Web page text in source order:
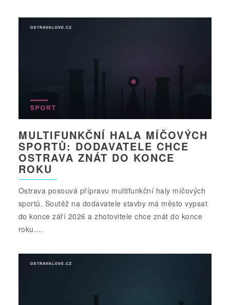
MULTIFUNKČNÍ HALA MÍČOVÝCH
SPORTŮ: DODAVATELE CHCE
OSTRAVA ZNÁT DO KONCE
ROKU
Ostrava posouvá přípravu multifunkční haly míčových
sportů. Soutěž na dodavatele stavby má město vypsat
do konce září 2026 a zhotovitele chce znát do konce
roku....